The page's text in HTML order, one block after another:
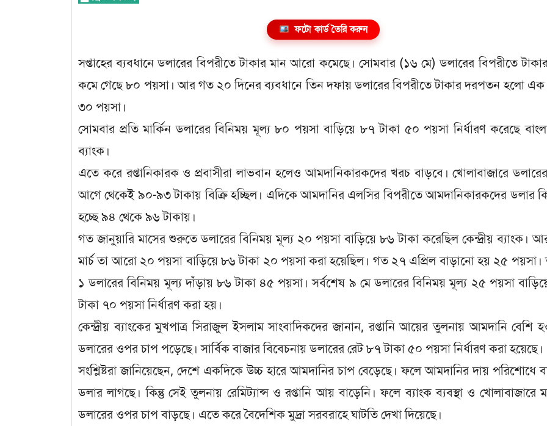
ফটো কার্ড তৈরি করুন
সপ্তাহের ব্যবধানে ডলারের বিপরীতে টাকার মান আরো কমেছে। সোমবার (১৬ মে) ডলারের বিপরীতে
ক‌মে গে‌ছে ৮০ পয়সা। আর গত ২০ দিনের ব্যবধা‌নে তিন দফায় ডলারের বিপরীতে টাকার দরপতন হলো এক
৩০ পয়সা।
সোমবার প্রতি মার্কিন ডলারের বিনিময় মূল্য ৮০ পয়সা বাড়িয়ে ৮৭ টাকা ৫০ পয়সা নির্ধারণ করেছে
ব্যাংক।
এতে করে রপ্তানিকারক ও প্রবাসীরা লাভবান হলেও আমদানিকারকদের খরচ বাড়বে। খোলাবাজারে
আগে থেকেই ৯০-৯৩ টাকায় বিক্রি হচ্ছিল। এদিকে আমদানির এলসির বিপরীতে আমদানিকারকদের ডলার
হচ্ছে ৯৪ থেকে ৯৬ টাকায়।
গত জানুয়ারি মাসের শুরুতে ডলারের বিনিময় মূল্য ২০ পয়সা বাড়িয়ে ৮৬ টাকা করেছিল কেন্দ্রীয় ব্যাংক।
মার্চ তা আরো ২০ পয়সা বাড়িয়ে ৮৬ টাকা ২০ পয়সা করা হয়েছিল। গত ২৭ এপ্রিল বাড়ানো হয় ২৫ পয়সা।
১ ডলারের বিনিময় মূল্য দাঁড়ায় ৮৬ টাকা ৪৫ পয়সা। সর্বশেষ ৯ মে ডলারের বিনিময় মূল্য ২৫ পয়সা
টাকা ৭০ পয়সা নির্ধারণ করা হয়।
কেন্দ্রীয় ব্যাংকের মুখপাত্র সিরাজুল ইসলাম সাংবাদিকদের জানান, রপ্তানি আয়ের তুলনায় আমদানি বেশি
ডলারের ওপর চাপ পড়েছে। সার্বিক বাজার বিবেচনায় ডলারের রেট ৮৭ টাকা ৫০ পয়সা নির্ধারণ করা হয়েছে।
সংশ্লিষ্টরা জানিয়েছেন, দেশে একদিকে উচ্চ হারে আমদানির চাপ বেড়েছে। ফলে আমদানির দায় পরিশোধে
ডলার লাগছে। কিন্তু সেই তুলনায় রেমিট্যান্স ও রপ্তানি আয় বাড়েনি। ফলে ব্যাংক ব্যবস্থা ও খোলাবাজারে
ডলারের ওপর চাপ বাড়ছে। এতে করে বৈদেশিক মুদ্রা সরবরাহে ঘাটতি দেখা দি‌য়ে‌ছে।